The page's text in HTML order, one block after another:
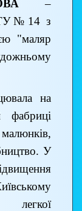
–
з
"маляр
на
фабриці
У
легкої